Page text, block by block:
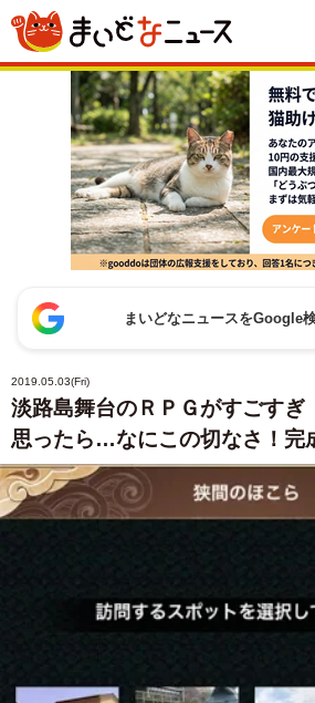
まいどなニュースをGoogle
2019.05.03(Fri)
淡路島舞台のＲＰＧがすごす
思ったら…なにこの切なさ！